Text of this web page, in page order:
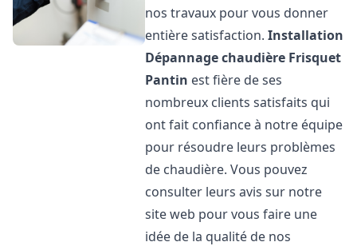
nos travaux pour vous donner
entière satisfaction.Installation
Dépannage chaudière Frisquet
Pantin est fière de ses
nombreux clients satisfaits qui
ont fait confiance à notre équipe
pour résoudre leurs problèmes
de chaudière. Vous pouvez
consulter leurs avis sur notre
site web pour vous faire une
idée de la qualité de nos